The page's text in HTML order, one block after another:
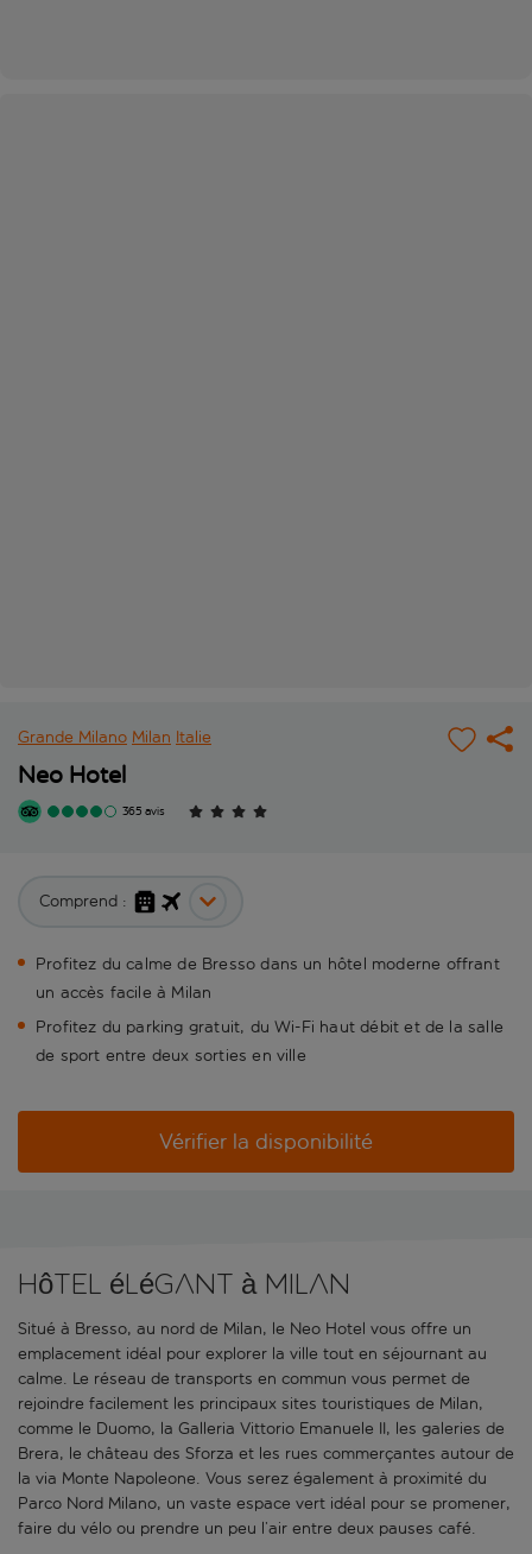
Grande Milano Milan Italie
Neo Hotel
365 avis
Comprend :
Profitez du calme de Bresso dans un hôtel moderne offrant
un accès facile à Milan
Profitez du parking gratuit, du Wi-Fi haut débit et de la salle
de sport entre deux sorties en ville
Vérifier la disponibilité
Hôtel élégant à Milan
Situé à Bresso, au nord de Milan, le Neo Hotel vous offre un
emplacement idéal pour explorer la ville tout en séjournant au
calme. Le réseau de transports en commun vous permet de
rejoindre facilement les principaux sites touristiques de Milan,
comme le Duomo, la Galleria Vittorio Emanuele II, les galeries de
Brera, le château des Sforza et les rues commerçantes autour de
la via Monte Napoleone. Vous serez également à proximité du
Parco Nord Milano, un vaste espace vert idéal pour se promener,
faire du vélo ou prendre un peu l’air entre deux pauses café.